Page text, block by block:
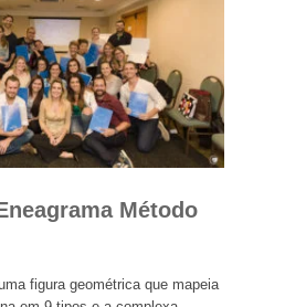
Método
figura geométrica que mapeia